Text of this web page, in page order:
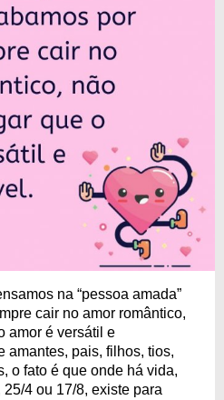
na “pessoa amada”
cair no amor romântico,
amor é versátil e
amantes, pais, filhos, tios,
o fato é que onde há vida,
25/4 ou 17/8, existe para